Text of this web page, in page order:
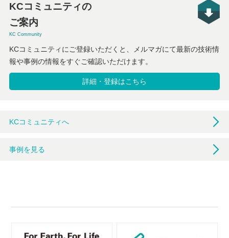
KCコミュニティの
ご案内
KC Community
KCコミュニティにご登録いただくと、メルマガにて最新の技術情
報や事例の情報をすぐご確認いただけます。
詳細・登録はこちら
KCコミュニティへ
事例を見る